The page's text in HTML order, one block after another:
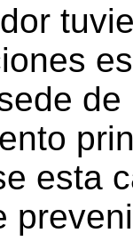
esta